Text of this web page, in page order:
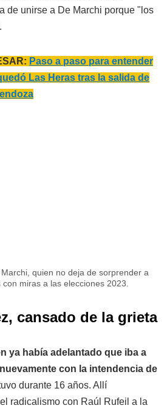
de unirse a De Marchi porque "los
Paso a paso para entender
Las Heras tras la salida de
quien no deja de sorprender a
miras a las elecciones 2023.
cansado de la grieta
ya había adelantado que iba a
con la intendencia de
durante 16 años. Allí
radicalismo con Raúl Rufeil a la